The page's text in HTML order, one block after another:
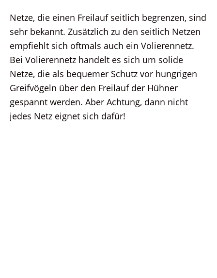
Netze, die einen Freilauf seitlich begrenzen, sind
sehr bekannt. Zusätzlich zu den seitlich Netzen
empfiehlt sich oftmals auch ein Volierennetz.
Bei Volierennetz handelt es sich um solide
Netze, die als bequemer Schutz vor hungrigen
Greifvögeln über den Freilauf der Hühner
gespannt werden. Aber Achtung, dann nicht
jedes Netz eignet sich dafür!